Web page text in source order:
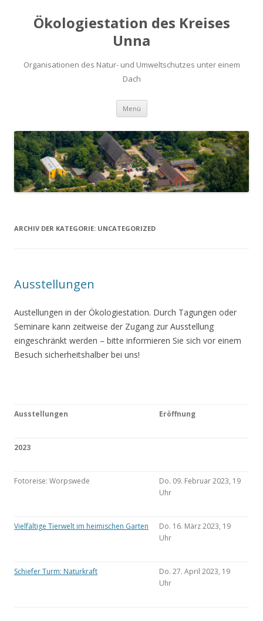
Ökologiestation des Kreises
Unna
Organisationen des Natur- und Umweltschutzes unter einem
Dach
Menü Zum
springen
ARCHIV DER KATEGORIE: UNCATEGORIZED
Ausstellungen
Austellungen in der Ökologiestation. Durch Tagungen oder
Seminare kann zeitweise der Zugang zur Ausstellung
eingeschränkt werden – bitte informieren Sie sich vor einem
Besuch sicherheitshalber bei uns!
Ausstellungen Eröffnung
2023
Fotoreise: Worpswede
Do. 09. Februar 2023, 19
Uhr
Vielfältige Tierwelt im heimischen Garten
Do. 16. März 2023, 19
Uhr
Schiefer Turm: Naturkraft
Do. 27. April 2023, 19
Uhr